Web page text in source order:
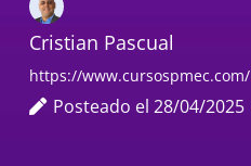
Cristian Pascual
https://www.cursospmec.com/
Posteado el28/04/2025